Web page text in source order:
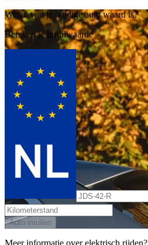
Weten wat je huidige auto waard is?
Bereken je inruilwaarde
Auto inruilen
Meer informatie over elektrisch rijden?